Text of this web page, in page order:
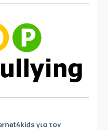
για τον